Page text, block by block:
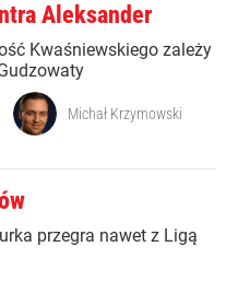
Aleksander
Kwaśniewskiego zależy
Michał Krzymowski
przegra nawet z Ligą